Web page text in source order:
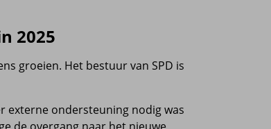
2025
groeien. Het bestuur van SPD is
externe ondersteuning nodig was